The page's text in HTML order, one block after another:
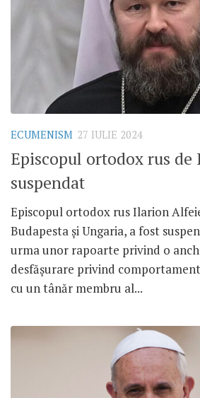
ECUMENISM 27 IULIE 2024
Episcopul ortodox rus de
suspendat
Episcopul ortodox rus Ilarion
Budapesta și Ungaria, a fost
urma unor rapoarte privind o
desfășurare privind
cu un tânăr membru al...